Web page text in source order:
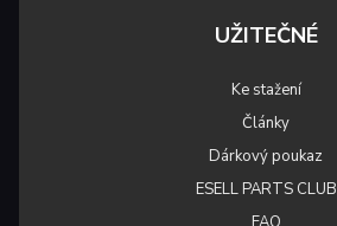
UŽITEČNÉ
Ke stažení
Články
Dárkový poukaz
ESELL PARTS CLUB